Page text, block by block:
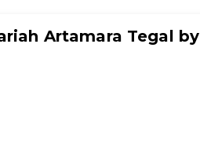
Artamara Tegal